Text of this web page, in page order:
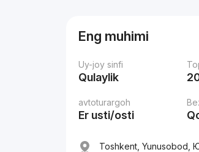
Eng muhimi
Uy-joy sinfi
Qulaylik
avtoturargoh
Er usti/osti
Toshkent, Yunusobod,